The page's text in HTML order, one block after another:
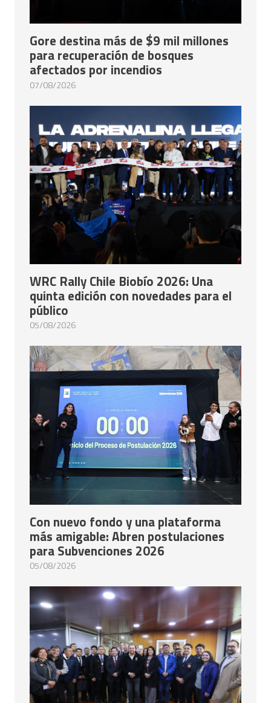
Gore destina más de $9 mil millones
para recuperación de bosques
afectados por incendios
07/08/2026
WRC Rally Chile Biobío 2026: Una
quinta edición con novedades para el
público
05/08/2026
Con nuevo fondo y una plataforma
más amigable: Abren postulaciones
para Subvenciones 2026
05/08/2026